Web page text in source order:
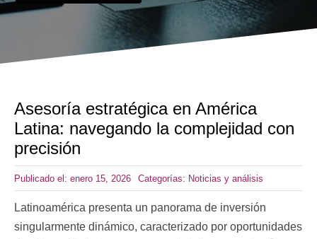
Asesoría estratégica en América
Latina: navegando la complejidad con
precisión
Publicado el: enero 15, 2026 Categorías: Noticias y análisis
Latinoamérica presenta un panorama de inversión
singularmente dinámico, caracterizado por oportunidades